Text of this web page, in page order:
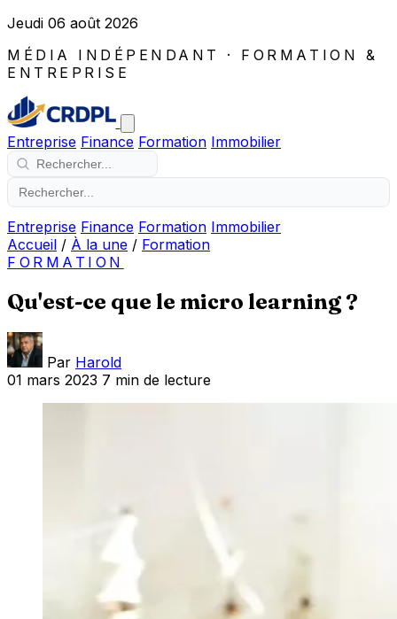
Jeudi 06 août 2026
MÉDIA INDÉPENDANT · FORMATION &
ENTREPRISE
Entreprise Finance Formation Immobilier
Entreprise Finance Formation Immobilier
Accueil / À la une / Formation
FORMATION
Qu'est-ce que le micro learning ?
Par Harold
01 mars 2023 7 min de lecture